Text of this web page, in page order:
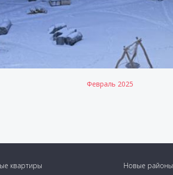
кто хочет минимизировать
паркинге есть станции для зарядки
Февраль 2025
квартиры Новые районы